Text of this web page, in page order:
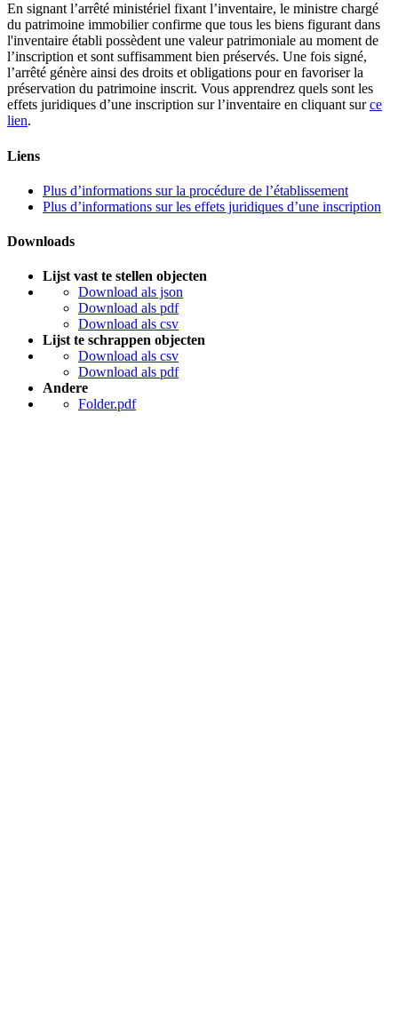
En signant l’arrêté ministériel fixant l’inventaire, le ministre chargé
du patrimoine immobilier confirme que tous les biens figurant dans
l'inventaire établi possèdent une valeur patrimoniale au moment de
l’inscription et sont suffisamment bien préservés. Une fois signé,
l’arrêté génère ainsi des droits et obligations pour en favoriser la
préservation du patrimoine inscrit. Vous apprendrez quels sont les
effets juridiques d’une inscription sur l’inventaire en cliquant surce
lien.
Liens
Plus d’informations sur la procédure de l’établissement
Plus d’informations sur les effets juridiques d’une inscription
Downloads
Lijst vast te stellen objecten
Download als json
Download als pdf
Download als csv
Lijst te schrappen objecten
Download als csv
Download als pdf
Andere
Folder.pdf